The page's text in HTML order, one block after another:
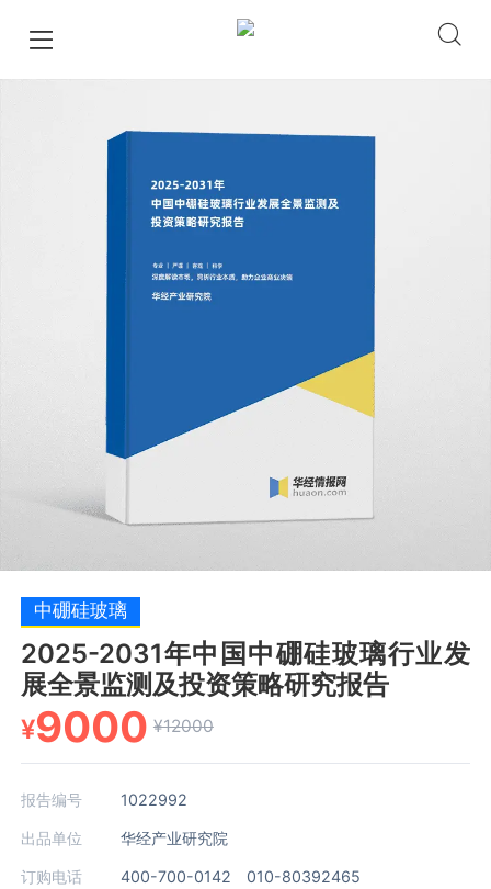
中硼硅玻璃
2025-2031年中国中硼硅玻璃行业发
展全景监测及投资策略研究报告
¥9000 ¥12000
报告编号 1022992
出品单位 华经产业研究院
订购电话 400-700-0142 010-80392465